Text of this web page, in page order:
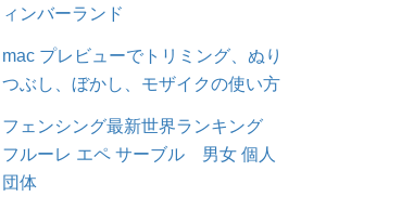
ィンバーランド
mac プレビューでトリミング、ぬり
つぶし、ぼかし、モザイクの使い方
フェンシング最新世界ランキング
フルーレ エペ サーブル 男女 個人
団体